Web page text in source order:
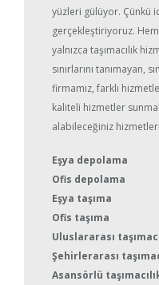
yüzleri gülüyor. Çünkü
gerçekleştiriyoruz.
yalnızca taşımacılık
sınırlarını tanımayan,
firmamız, farklı
kaliteli hizmetler
alabileceğiniz
Eşya depolama
Ofis depolama
Eşya taşıma
Ofis taşıma
Uluslararası
Şehirlerarası
Asansörlü